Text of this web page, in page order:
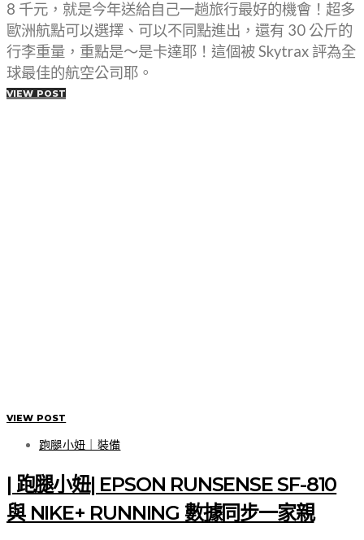
8 千元，就是今年送給自己一趟旅行最好的機會！超多
歐洲航點可以選擇、可以不同點進出，還有 30 公斤的
行李重量，重點是～是卡達耶！這個被 Skytrax 評為全
球最佳的航空公司耶。
VIEW POST
VIEW POST
跑腿小妞｜裝備
| 跑腿小妞| EPSON RUNSENSE SF-810
與 NIKE+ RUNNING 數據同步一家親